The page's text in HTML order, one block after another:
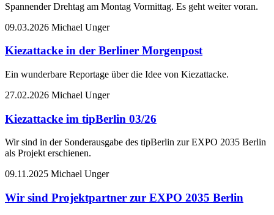
Spannender Drehtag am Montag Vormittag. Es geht weiter voran.
09.03.2026 Michael Unger
Kiezattacke in der Berliner Morgenpost
Ein wunderbare Reportage über die Idee von Kiezattacke.
27.02.2026 Michael Unger
Kiezattacke im tipBerlin 03/26
Wir sind in der Sonderausgabe des tipBerlin zur EXPO 2035 Berlin
als Projekt erschienen.
09.11.2025 Michael Unger
Wir sind Projektpartner zur EXPO 2035 Berlin